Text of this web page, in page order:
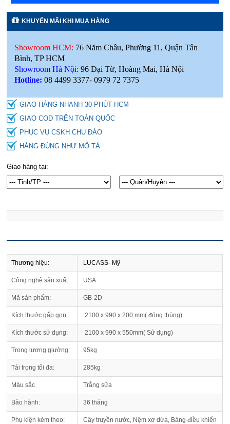
KHUYẾN MÃI KHI MUA HÀNG
Showroom HCM: 76 Năm Châu, Phường 11, Quận Tân
Bình, TP HCM
Showroom Hà Nội: 96 Đại Từ, Hoàng Mai, Hà Nội
Hotline: 08 4499 3377- 0979 72 7375
GIAO HÀNG NHANH 30 PHÚT HCM
GIAO COD TRÊN TOÀN QUỐC
PHỤC VỤ CSKH CHU ĐÁO
HÀNG ĐÚNG NHƯ MÔ TẢ
Giao hàng tại:
Thương hiệu: LUCASS- Mỹ
Công nghệ sản xuất: USA
Mã sản phẩm: GB-2D
Kích thước gấp gọn: 2100 x 990 x 200 mm( đóng thùng)
Kích thước sử dụng: 2100 x 990 x 550mm( Sử dụng)
Trọng lượng giường: 95kg
Tải trọng tối đa: 285kg
Màu sắc Trắng sữa
Bảo hành: 36 tháng
Phụ kiện kèm theo: Cây truyền nước, Nệm xơ dừa, Bảng điều khiển